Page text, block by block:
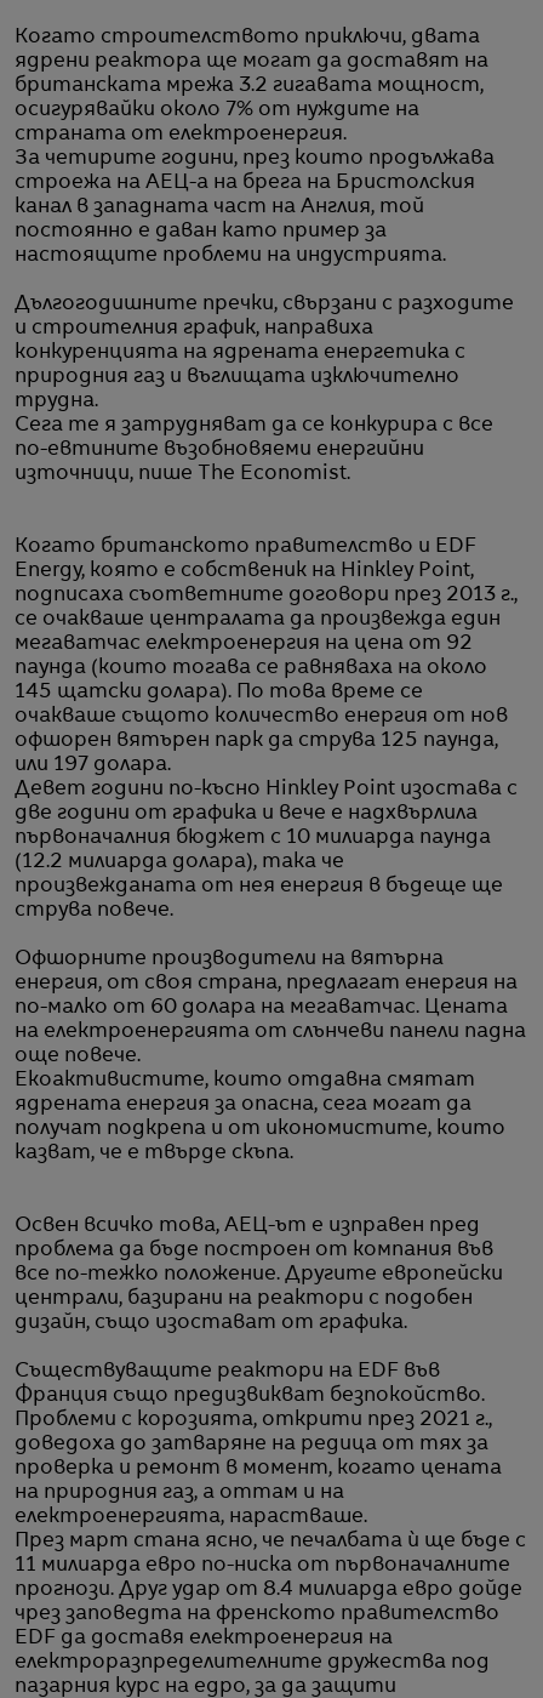
Когато строителството приключи, двата
ядрени реактора ще могат да доставят на
британската мрежа 3.2 гигавата мощност,
осигурявайки около 7% от нуждите на
страната от електроенергия.
За четирите години, през които продължава
строежа на АЕЦ-а на брега на Бристолския
канал в западната част на Англия, той
постоянно е даван като пример за
настоящите проблеми на индустрията.
Дългогодишните пречки, свързани с разходите
и строителния график, направиха
конкуренцията на ядрената енергетика с
природния газ и въглищата изключително
трудна.
Сега те я затрудняват да се конкурира с все
по-евтините възобновяеми енергийни
източници, пише The Economist.
Когато британското правителство и EDF
Energy, която е собственик на Hinkley Point,
подписаха съответните договори през 2013 г.,
се очакваше централата да произвежда един
мегаватчас електроенергия на цена от 92
паунда (които тогава се равняваха на около
145 щатски долара). По това време се
очакваше същото количество енергия от нов
офшорен вятърен парк да струва 125 паунда,
или 197 долара.
Девет години по-късно Hinkley Point изостава с
две години от графика и вече е надхвърлила
първоначалния бюджет с 10 милиарда паунда
(12.2 милиарда долара), така че
произвежданата от нея енергия в бъдеще ще
струва повече.
Офшорните производители на вятърна
енергия, от своя страна, предлагат енергия на
по-малко от 60 долара на мегаватчас. Цената
на електроенергията от слънчеви панели падна
още повече.
Екоактивистите, които отдавна смятат
ядрената енергия за опасна, сега могат да
получат подкрепа и от икономистите, които
казват, че е твърде скъпа.
Освен всичко това, АЕЦ-ът е изправен пред
проблема да бъде построен от компания във
все по-тежко положение. Другите европейски
централи, базирани на реактори с подобен
дизайн, също изостават от графика.
Съществуващите реактори на EDF във
Франция също предизвикват безпокойство.
Проблеми с корозията, открити през 2021 г.,
доведоха до затваряне на редица от тях за
проверка и ремонт в момент, когато цената
на природния газ, а оттам и на
електроенергията, нарастваше.
През март стана ясно, че печалбата ѝ ще бъде с
11 милиарда евро по-ниска от първоначалните
прогнози. Друг удар от 8.4 милиарда евро дойде
чрез заповедта на френското правителство
EDF да доставя електроенергия на
електроразпределителните дружества под
пазарния курс на едро, за да защити